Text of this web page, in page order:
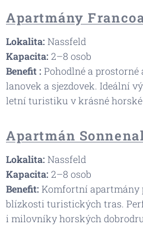
Apartmány
Lokalita: Nassfeld
Kapacita: 2–8 osob
Benefit : Pohodlné a
lanovek a sjezdovek. Ideální
letní turistiku v krásné
Apartmán
Lokalita: Nassfeld
Kapacita: 2–8 osob
Benefit: Komfortní apartmány
blízkosti turistických tras.
i milovníky horských